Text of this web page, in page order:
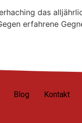
das
erfahrene
Blog Kontakt